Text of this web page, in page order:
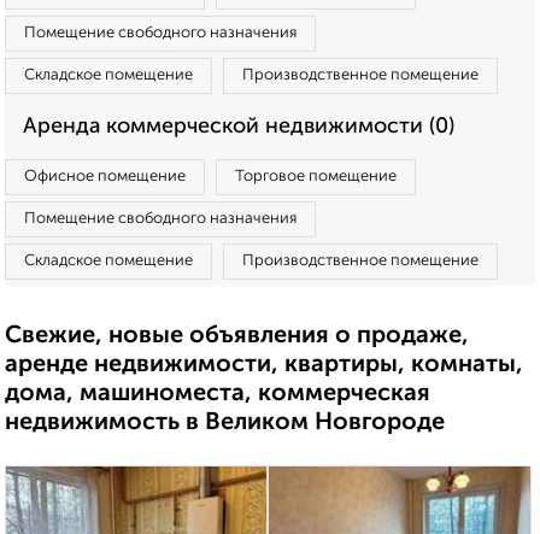
Помещение свободного назначения
Складское помещение Производственное помещение
Аренда коммерческой недвижимости (0)
Офисное помещение Торговое помещение
Помещение свободного назначения
Складское помещение Производственное помещение
Свежие, новые объявления о продаже,
аренде недвижимости, квартиры, комнаты,
дома, машиноместа, коммерческая
недвижимость в Великом Новгороде